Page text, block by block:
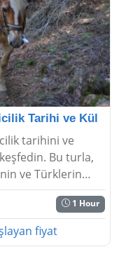
Tarihi ve Kül
tarihini ve
Bu turla,
ve Türklerin
1 Hour
fiyat